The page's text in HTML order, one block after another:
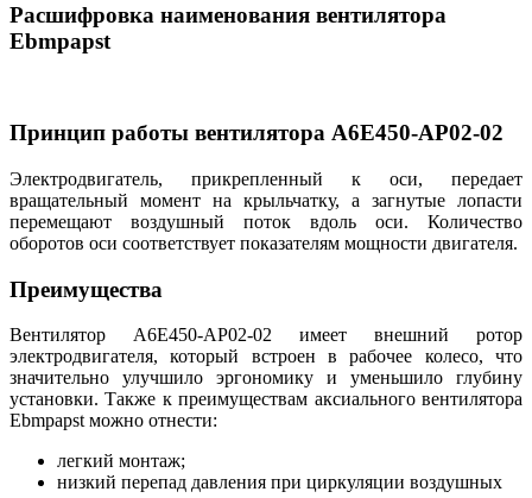
Расшифровка наименования вентилятора
Ebmpapst
Принцип работы вентилятора A6E450-AP02-02
Электродвигатель, прикрепленный к оси, передает
вращательный момент на крыльчатку, а загнутые лопасти
перемещают воздушный поток вдоль оси. Количество
оборотов оси соответствует показателям мощности двигателя.
Преимущества
Вентилятор A6E450-AP02-02 имеет внешний ротор
электродвигателя, который встроен в рабочее колесо, что
значительно улучшило эргономику и уменьшило глубину
установки. Также к преимуществам аксиального вентилятора
Ebmpapst можно отнести:
легкий монтаж;
низкий перепад давления при циркуляции воздушных